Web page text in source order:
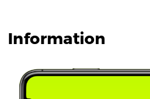
Information